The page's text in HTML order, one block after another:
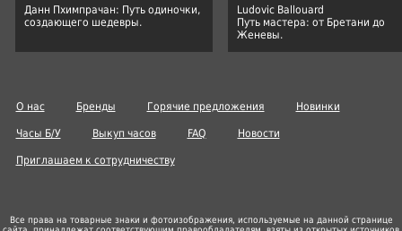
Данн Пхимпрачан: Путь одиночки,
создающего шедевры.
Ludovic Ballouard
Путь мастера: от Бретани до
Женевы.
О нас Бренды Горячие предложения Новинки
Часы Б/У Выкуп часов FAQ Новости
Приглашаем к сотрудничеству
Все права на товарные знаки и фотоизображения, используемые на данной странице